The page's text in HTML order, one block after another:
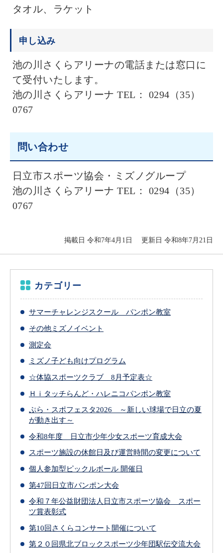
タオル、ラケット
申し込み
池の川さくらアリーナの電話または窓口に
て受付いたします。
池の川さくらアリーナ TEL： 0294（35）
0767
問い合わせ
日立市スポーツ協会・ミズノグループ
池の川さくらアリーナ TEL： 0294（35）
0767
掲載日 令和7年4月1日 更新日 令和8年7月21日
カテゴリー
サマーチャレンジスクール パンポン教室
その他ミズノイベント
測定会
ミズノ子ども向けプログラム
☆体協スポーツクラブ 8月予定表☆
Ｈｉタッチらんど・ハレニコパンポン教室
ぷら・スポフェスタ2026 ～新しい球場で日立の夏
が動き出す～
令和8年度 日立市少年少女スポーツ育成大会
スポーツ施設の休館日及び運営時間の変更について
個人参加型ピックルボール 開催日
第47回日立市パンポン大会
令和７年公益財団法人日立市スポーツ協会 スポー
ツ賞表彰式
第10回さくらコンサート開催について
第２０回県北ブロックスポーツ少年団駅伝交流大会